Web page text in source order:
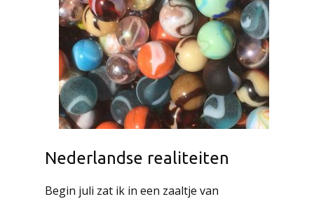
Nederlandse realiteiten
Begin juli zat ik in een zaaltje van